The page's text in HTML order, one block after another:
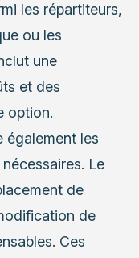
les répartiteurs,
ou les
une
et des
option.
également les
Le
de
de
Ces